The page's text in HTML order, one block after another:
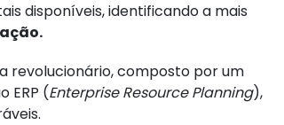
disponíveis, identificando a mais
revolucionário, composto por um
ERP (Enterprise Resource Planning),